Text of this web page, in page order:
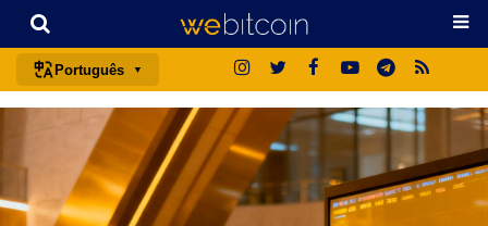
Português
português (BR)
english
español
français